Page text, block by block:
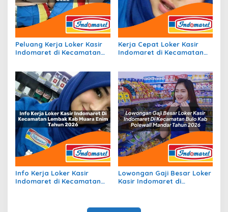
Peluang Kerja Loker Kasir
Indomaret di Kecamatan
Kerja Cepat Loker Kasir
Indomaret di Kecamatan
Info Kerja Loker Kasir
Indomaret di Kecamatan
Lowongan Gaji Besar Loker
Kasir Indomaret di